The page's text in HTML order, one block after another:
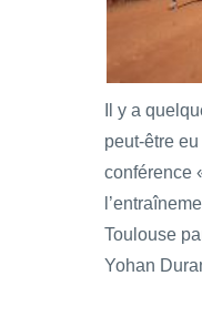
Il y a
peut-être
conférence
Toulouse
Yohan